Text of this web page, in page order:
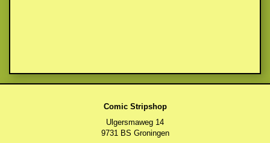
Comic Stripshop
Ulgersmaweg 14
9731 BS Groningen